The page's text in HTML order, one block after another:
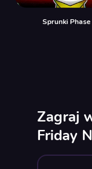
Sprunki
Zagraj
Friday